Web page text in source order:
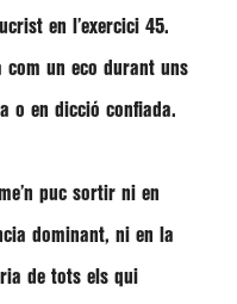
en l’exercici 45.
com un eco durant uns
o en dicció confiada.
puc sortir ni en
dominant, ni en la
de tots els qui